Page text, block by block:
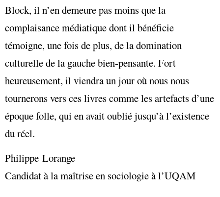
Block, il n’en demeure pas moins que la
complaisance médiatique dont il bénéficie
témoigne, une fois de plus, de la domination
culturelle de la gauche bien-pensante. Fort
heureusement, il viendra un jour où nous nous
tournerons vers ces livres comme les artefacts d’une
époque folle, qui en avait oublié jusqu’à l’existence
du réel.
Philippe Lorange
Candidat à la maîtrise en sociologie à l’UQAM